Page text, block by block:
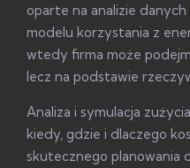
oparte na analizie
modelu korzystania z
wtedy firma może
lecz na podstawie
Analiza i symulacja
kiedy, gdzie i dlaczego
skutecznego planowania